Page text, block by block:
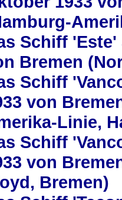
Schiff 'Este'
Bremen
Schiff
von
Linie,
Schiff
von
Bremen)